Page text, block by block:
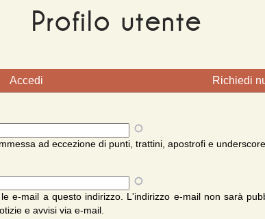
Profilo utente
Accedi Richiedi
ad eccezione di punti, trattini, apostrofi e
e-mail a questo indirizzo. L'indirizzo e-mail non sarà
e avvisi via e-mail.